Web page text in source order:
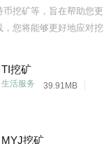
挖矿等，旨在帮助您更
您将能够更好地应对挖
和发展。在未来的日子
TI挖矿
39.91MB
生活服务
MYJ挖矿